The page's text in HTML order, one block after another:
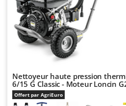
MCH
Michelin
Mille
Minox
More than chef
MOSA
Nettoyeur haute pression
6/15 G Classic - Moteur Loncin
Offert par AgriEuro